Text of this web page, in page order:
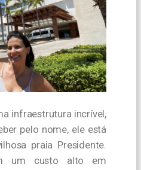
infraestrutura incrível,
pelo nome, ele está
praia Presidente.
um custo alto em